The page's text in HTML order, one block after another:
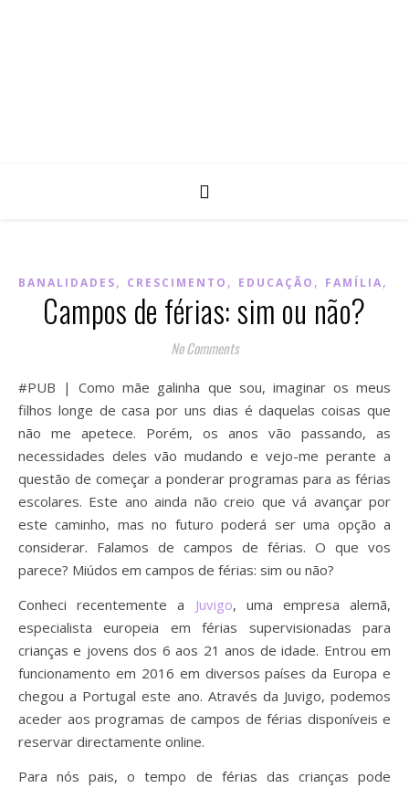
BANALIDADES, CRESCIMENTO , EDUCAÇÃO , FAMÍLIA,
Campos de férias: sim ou não?
No Comments
#PUB | Como mãe galinha que sou, imaginar os meus
filhos longe de casa por uns dias é daquelas coisas que
não me apetece. Porém, os anos vão passando, as
necessidades deles vão mudando e vejo-me perante a
questão de começar a ponderar programas para as férias
escolares. Este ano ainda não creio que vá avançar por
este caminho, mas no futuro poderá ser uma opção a
considerar. Falamos de campos de férias. O que vos
parece? Miúdos em campos de férias: sim ou não?
Conheci recentemente a Juvigo, uma empresa alemã,
especialista europeia em férias supervisionadas para
crianças e jovens dos 6 aos 21 anos de idade. Entrou em
funcionamento em 2016 em diversos países da Europa e
chegou a Portugal este ano. Através da Juvigo, podemos
aceder aos programas de campos de férias disponíveis e
reservar directamente online.
Para nós pais, o tempo de férias das crianças pode